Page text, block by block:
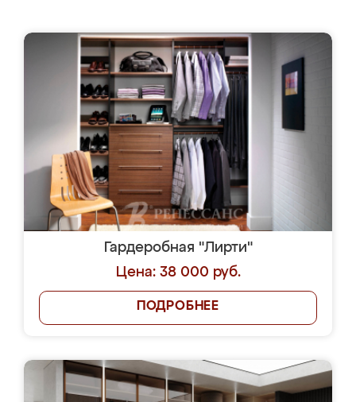
Гардеробная "Лирти"
Цена: 38 000 руб.
ПОДРОБНЕЕ